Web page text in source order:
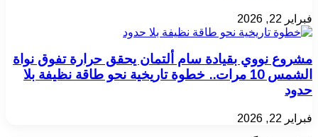
فبراير 22, 2026
مشروع نووي بقيادة سام ألتمان يحقق حرارة تفوق نواة
الشمس 10 مرات.. خطوة تاريخية نحو طاقة نظيفة بلا
حدود
فبراير 22, 2026